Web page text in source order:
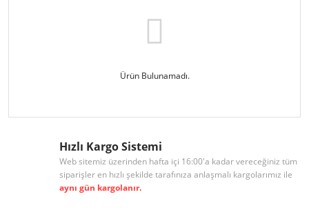
Ürün Bulunamadı.
Hızlı Kargo Sistemi
Web sitemiz üzerinden hafta içi 16:00'a kadar vereceğiniz tüm
siparişler en hızlı şekilde tarafınıza anlaşmalı kargolarımız ile
aynı gün kargolanır.